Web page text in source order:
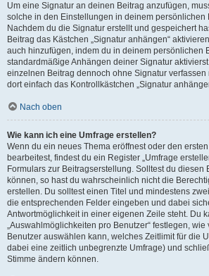
Um eine Signatur an deinen Beitrag anzufügen,
solche in den Einstellungen in deinem persönlichen
Nachdem du die Signatur erstellt und gespeichert
Beitrag das Kästchen „Signatur anhängen“
auch hinzufügen, indem du in deinem persönlichen
standardmäßige Anhängen deiner Signatur
einzelnen Beitrag dennoch ohne Signatur verfassen
dort einfach das Kontrollkästchen „Signatur
Nach oben
Wie kann ich eine Umfrage erstellen?
Wenn du ein neues Thema eröffnest oder den
bearbeitest, findest du ein Register „Umfrage
Formulars zur Beitragserstellung. Solltest du diesen
können, so hast du wahrscheinlich nicht die
erstellen. Du solltest einen Titel und mindestens
die entsprechenden Felder eingeben und dabei
Antwortmöglichkeit in einer eigenen Zeile steht. Du
„Auswahlmöglichkeiten pro Benutzer“ festlegen,
Benutzer auswählen kann, welches Zeitlimit für die
dabei eine zeitlich unbegrenzte Umfrage) und
Stimme ändern können.